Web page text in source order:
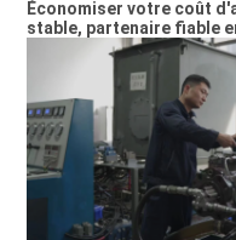
Économiser votre coût
stable, partenaire fiable